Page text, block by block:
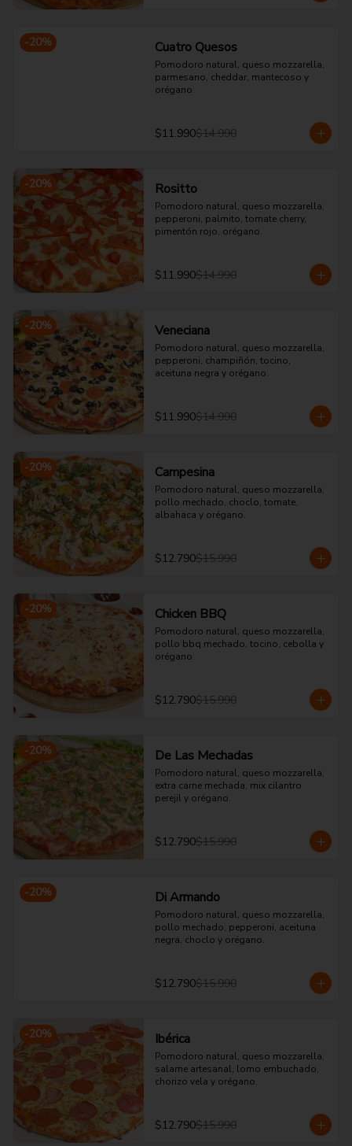
-20% Cuatro Quesos
Pomodoro natural, queso mozzarella,
parmesano, cheddar, mantecoso y
orégano.
$11.990$14.990
-20% Rositto
Pomodoro natural, queso mozzarella,
pepperoni, palmito, tomate cherry,
pimentón rojo, orégano.
$11.990$14.990
-20% Veneciana
Pomodoro natural, queso mozzarella,
pepperoni, champiñón, tocino,
aceituna negra y orégano.
$11.990$14.990
-20% Campesina
Pomodoro natural, queso mozzarella,
pollo mechado, choclo, tomate,
albahaca y orégano.
$12.790$15.990
-20% Chicken BBQ
Pomodoro natural, queso mozzarella,
pollo bbq mechado, tocino, cebolla y
orégano.
$12.790$15.990
-20% De Las Mechadas
Pomodoro natural, queso mozzarella,
extra carne mechada, mix cilantro
perejil y orégano.
$12.790$15.990
-20% Di Armando
Pomodoro natural, queso mozzarella,
pollo mechado, pepperoni, aceituna
negra, choclo y orégano.
$12.790$15.990
-20% Ibérica
Pomodoro natural, queso mozzarella,
salame artesanal, lomo embuchado,
chorizo vela y orégano.
$12.790$15.990